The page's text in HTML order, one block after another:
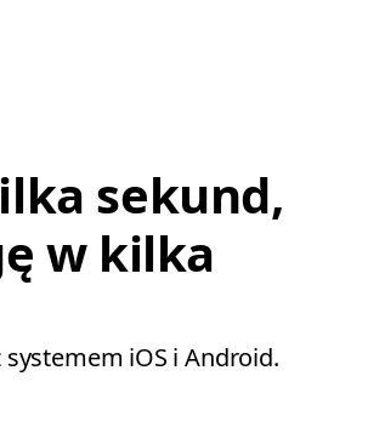
sekund,
w kilka
iOS i Android.